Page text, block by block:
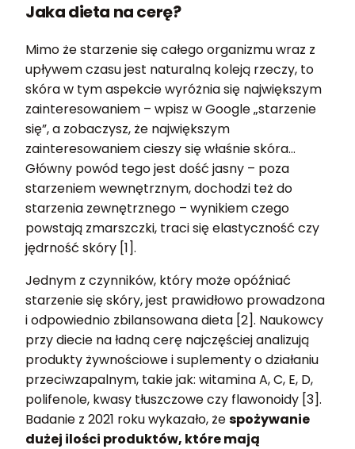
Jaka dieta na cerę?
Mimo że starzenie się całego organizmu wraz z
upływem czasu jest naturalną koleją rzeczy, to
skóra w tym aspekcie wyróżnia się największym
zainteresowaniem – wpisz w Google „starzenie
się”, a zobaczysz, że największym
zainteresowaniem cieszy się właśnie skóra…
Główny powód tego jest dość jasny – poza
starzeniem wewnętrznym, dochodzi też do
starzenia zewnętrznego – wynikiem czego
powstają zmarszczki, traci się elastyczność czy
jędrność skóry [1].
Jednym z czynników, który może opóźniać
starzenie się skóry, jest prawidłowo prowadzona
i odpowiednio zbilansowana dieta [2]. Naukowcy
przy diecie na ładną cerę najczęściej analizują
produkty żywnościowe i suplementy o działaniu
przeciwzapalnym, takie jak: witamina A, C, E, D,
polifenole, kwasy tłuszczowe czy flawonoidy [3].
Badanie z 2021 roku wykazało, żespożywanie
dużej ilości produktów, które mają